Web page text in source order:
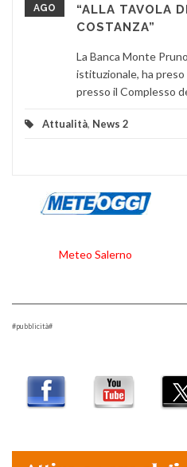
AGO
“ALLA TAVOLA
COSTANZA”
La Banca Monte
istituzionale, ha
presso il Complesso
Attualità, News 2
Meteo Salerno
#pubblicità#